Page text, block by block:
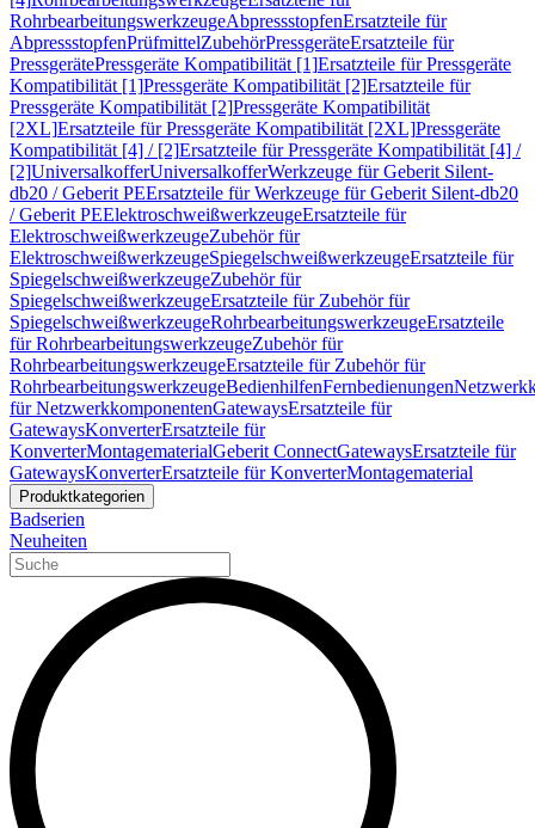
RohrbearbeitungswerkzeugeAbpressstopfenErsatzteile für
AbpressstopfenPrüfmittelZubehörPressgeräteErsatzteile für
PressgerätePressgeräte Kompatibilität [1]Ersatzteile für Pressgeräte
Kompatibilität [1]Pressgeräte Kompatibilität [2]Ersatzteile für
Pressgeräte Kompatibilität [2]Pressgeräte Kompatibilität
[2XL]Ersatzteile für Pressgeräte Kompatibilität [2XL]Pressgeräte
Kompatibilität [4] / [2]Ersatzteile für Pressgeräte Kompatibilität [4] /
[2]UniversalkofferUniversalkofferWerkzeuge für Geberit Silent-
db20 / Geberit PEErsatzteile für Werkzeuge für Geberit Silent-db20
/ Geberit PEElektroschweißwerkzeugeErsatzteile für
ElektroschweißwerkzeugeZubehör für
ElektroschweißwerkzeugeSpiegelschweißwerkzeugeErsatzteile für
SpiegelschweißwerkzeugeZubehör für
SpiegelschweißwerkzeugeErsatzteile für Zubehör für
SpiegelschweißwerkzeugeRohrbearbeitungswerkzeugeErsatzteile
für RohrbearbeitungswerkzeugeZubehör für
RohrbearbeitungswerkzeugeErsatzteile für Zubehör für
RohrbearbeitungswerkzeugeBedienhilfenFernbedienungen
für NetzwerkkomponentenGatewaysErsatzteile für
GatewaysKonverterErsatzteile für
KonverterMontagematerialGeberit ConnectGatewaysErsatzteile für
GatewaysKonverterErsatzteile für KonverterMontagematerial
Produktkategorien
Badserien
Neuheiten